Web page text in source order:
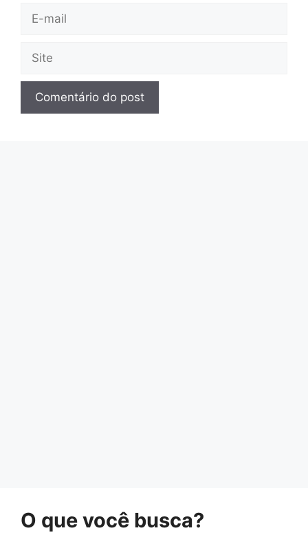
Site
O que você busca?